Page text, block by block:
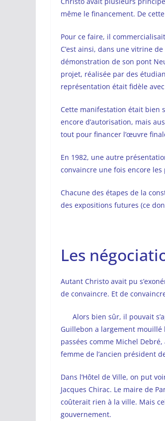
même le financement. De
Pour ce faire, il
C’est ainsi, dans une vitrine
démonstration de son pont
projet, réalisée par des
représentation était fidèle
Cette manifestation était bien
encore d’autorisation, mais
tout pour financer l’œuvre
En 1982, une autre
convaincre une fois encore
Chacune des étapes de la
des expositions futures (ce
Les
Autant Christo avait pu
de convaincre. Et de
Alors bien sûr, il pouvait
Guillebon a largement mouillé
passées comme Michel
femme de l’ancien président
Dans l’Hôtel de Ville, on put
Jacques Chirac. Le maire de
coûterait rien à la ville. Mais
gouvernement.